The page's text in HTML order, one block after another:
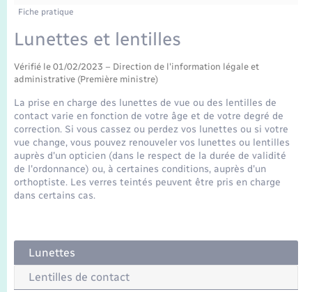
Mariage – PACS
Parrainage civil
Recensement
Fiche pratique
Lunettes et lentilles
Vérifié le 01/02/2023 – Direction de l'information légale et
administrative (Première ministre)
La prise en charge des lunettes de vue ou des lentilles de
contact varie en fonction de votre âge et de votre degré de
correction. Si vous cassez ou perdez vos lunettes ou si votre
vue change, vous pouvez renouveler vos lunettes ou lentilles
auprès d'un opticien (dans le respect de la durée de validité
de l'ordonnance) ou, à certaines conditions, auprès d'un
orthoptiste. Les verres teintés peuvent être pris en charge
dans certains cas.
Lunettes
Lentilles de contact